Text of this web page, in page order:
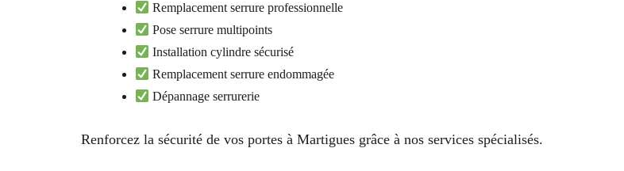
Remplacement serrure professionnelle
Pose serrure multipoints
Installation cylindre sécurisé
Remplacement serrure endommagée
Dépannage serrurerie
Renforcez la sécurité de vos portes à Martigues grâce à nos services spécialisés.